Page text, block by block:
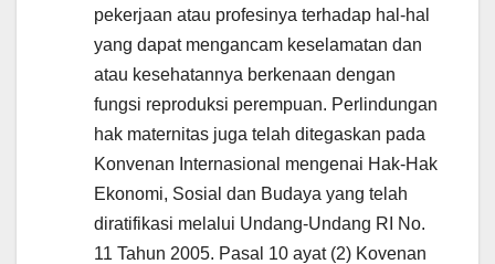
pekerjaan atau profesinya terhadap hal-hal
yang dapat mengancam keselamatan dan
atau kesehatannya berkenaan dengan
fungsi reproduksi perempuan. Perlindungan
hak maternitas juga telah ditegaskan pada
Konvenan Internasional mengenai Hak-Hak
Ekonomi, Sosial dan Budaya yang telah
diratifikasi melalui Undang-Undang RI No.
11 Tahun 2005. Pasal 10 ayat (2) Kovenan